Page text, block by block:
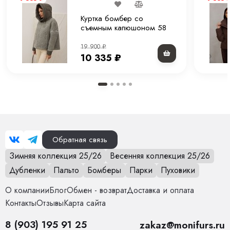
Куртка бомбер со
съемным капюшоном 58
19 900₽
10 335 ₽
Обратная связь
Зимняя коллекция 25/26
Весенняя коллекция 25/26
Дубленки
Пальто Бомберы Парки
Пуховики
О компанииБлогОбмен - возвратДоставка и оплата
КонтактыОтзывыКарта сайта
8 (903) 195 91 25 zakaz@monifurs.ru